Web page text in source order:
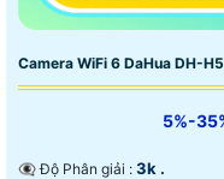
Camera WiFi 6 DaHua DH-
5%-
👁️‍🗨 Độ Phân giải : 3k .